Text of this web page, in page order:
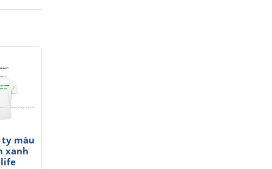
ty màu
xanh